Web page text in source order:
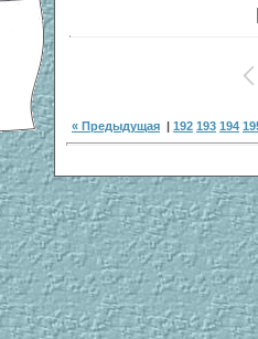
« Предыдущая | 192 193 194